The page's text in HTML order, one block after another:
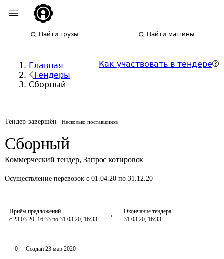
Найти грузы Найти машины
Главная
Тендеры
Сборный
Как участвовать в тендере
Тендер завершён Несколько поставщиков
Сборный
Коммерческий тендер, Запрос котировок
Осуществление перевозок с 01.04.20 по 31.12.20
Приём предложений
с 23.03.20, 16:33 по 31.03.20, 16:33
Окончание тендера
31.03.20, 16:33
0 Создан 23 мар 2020